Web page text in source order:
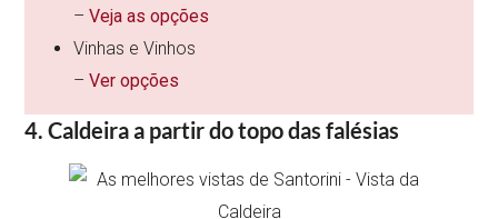
–Veja as opções
​Vinhas e Vinhos
–Ver opções
4. Caldeira a partir do topo das falésias